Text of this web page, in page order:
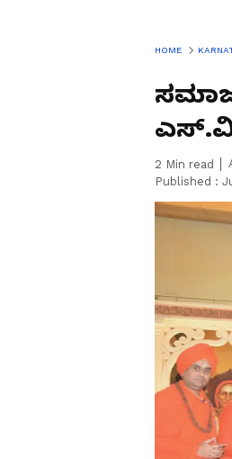
HOME
2 Min read
Published :